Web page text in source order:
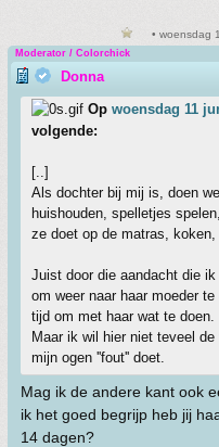
• woensdag
Moderator / Colorchick
Donna
Op woensdag 11
volgende:
[..]
Als dochter bij mij is, doen
huishouden, spelletjes
ze doet op de matras,
Juist door die aandacht die
om weer naar haar moeder
tijd om met haar wat te
Maar ik wil hier niet teveel
mijn ogen ''fout'' doet.
Mag ik de andere kant ook
ik het goed begrijp heb jij
14 dagen?